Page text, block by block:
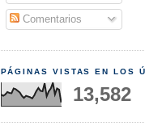
Comentarios
PÁGINAS VISTAS EN LOS
13,582